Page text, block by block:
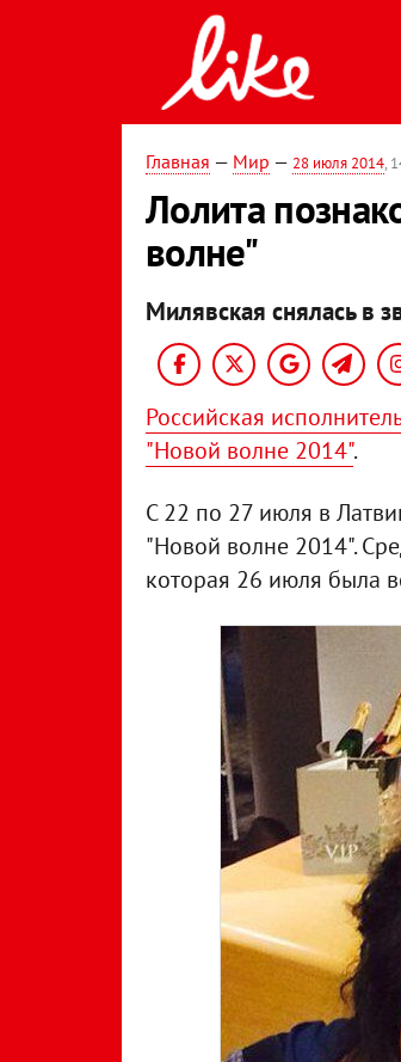
Главная — Мир — 28 июля 2014,
Лолита
волне"
Милявская снялась в
Российская
"Новой волне 2014".
С 22 по 27 июля в
"Новой волне 2014".
которая 26 июля была